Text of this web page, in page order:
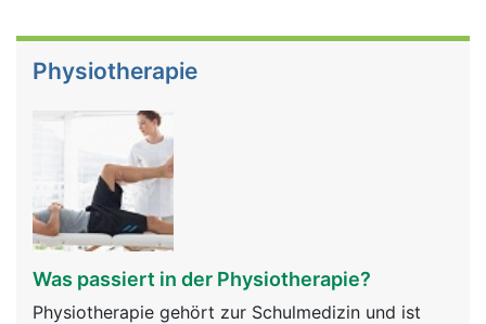
Physiotherapie
Was passiert in der Physiotherapie?
Physiotherapie gehört zur Schulmedizin und ist